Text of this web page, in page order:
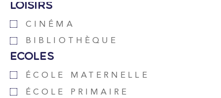
Loisirs
CINÉMA
BIBLIOTHÈQUE
Ecoles
ÉCOLE MATERNELLE
ÉCOLE PRIMAIRE